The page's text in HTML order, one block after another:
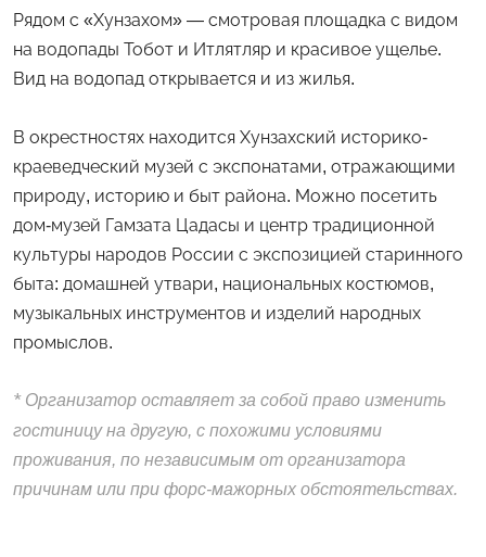
Рядом с «Хунзахом» — смотровая площадка с видом
на водопады Тобот и Итлятляр и красивое ущелье.
Вид на водопад открывается и из жилья.
В окрестностях находится Хунзахский историко-
краеведческий музей с экспонатами, отражающими
природу, историю и быт района. Можно посетить
дом-музей Гамзата Цадасы и центр традиционной
культуры народов России с экспозицией старинного
быта: домашней утвари, национальных костюмов,
музыкальных инструментов и изделий народных
промыслов.
*Организатор оставляет за собой право изменить
гостиницу на другую, с похожими условиями
проживания, по независимым от организатора
причинам или при форс-мажорных обстоятельствах.